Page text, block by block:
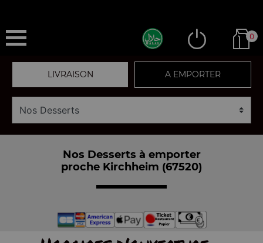
0
LIVRAISON A EMPORTER
Nos Desserts à emporter
proche Kirchheim (67520)